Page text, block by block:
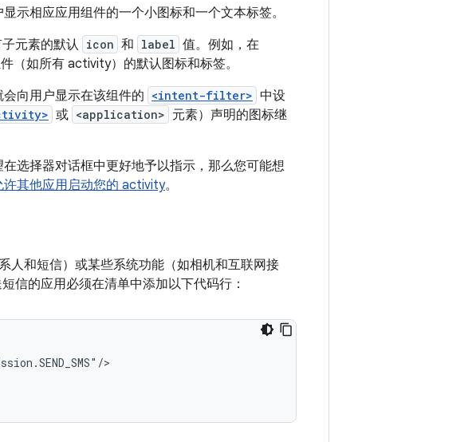
示相应应用组件的一个小图标和一个文本标签。
元素的默认 icon 和 label 值。例如，在
（如所有 activity）的默认图标和标签。
向用户显示在该组件的 <intent-filter> 中设
或 <application> 元素）声明的图标继
选择器对话框中更好地予以指示，那么您可能想
许其他应用启动您的 activity。
人和短信）或某些系统功能（如相机和互联网接
信的应用必须在清单中添加以下代码行：